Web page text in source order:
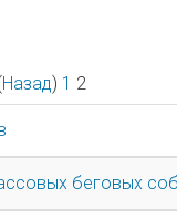
Назад) 1 2
беговых